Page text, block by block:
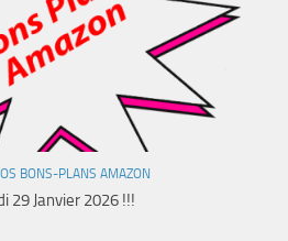
BONS-PLANS AMAZON
29 Janvier 2026 !!!